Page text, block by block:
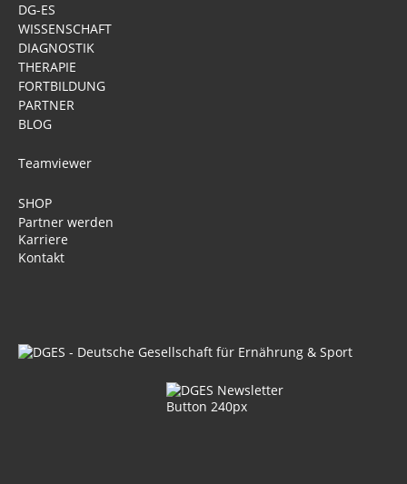
DG-ES
WISSENSCHAFT
DIAGNOSTIK
THERAPIE
FORTBILDUNG
PARTNER
BLOG
Teamviewer
SHOP
Partner werden
Karriere
Kontakt